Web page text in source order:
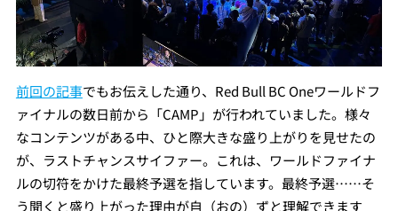
前回の記事でもお伝えした通り、Red Bull BC Oneワールドフ
ァイナルの数日前から「CAMP」が行われていました。様々
なコンテンツがある中、ひと際大きな盛り上がりを見せたの
が、ラストチャンスサイファー。これは、ワールドファイナ
ルの切符をかけた最終予選を指しています。最終予選……そ
う聞くと盛り上がった理由が自（おの）ずと理解できます